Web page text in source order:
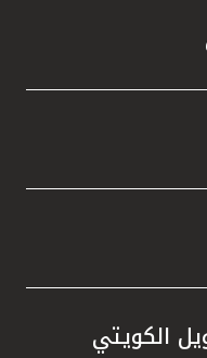
الكويتي